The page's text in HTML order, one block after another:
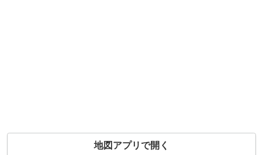
地図アプリで開く